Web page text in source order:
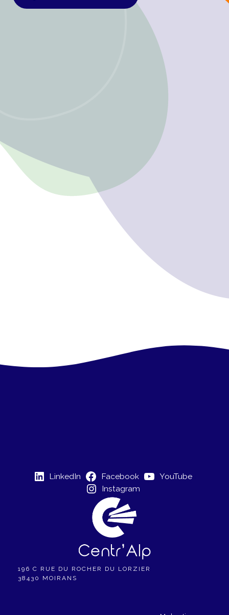
LinkedIn Facebook
YouTube
Instagram
196 C RUE DU ROCHER DU LORZIER
38430 MOIRANS